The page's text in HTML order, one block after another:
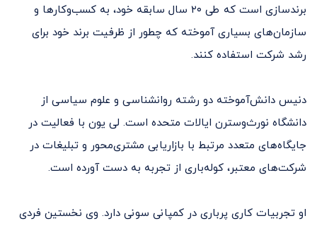
برندسازی است که طی ۲۰ سال سابقه خود، به کسب‌وکارها و
سازمان‌های بسیاری آموخته که چطور از ظرفیت برند خود برای
رشد شرکت استفاده کنند.
دنیس دانش‌آموخته دو رشته روانشناسی و علوم سیاسی از
دانشگاه نورث‌وسترن ایالات متحده است. لی یون با فعالیت در
جایگاه‌های متعدد مرتبط با بازاریابی مشتری‌محور و تبلیغات در
شرکت‌های معتبر، کوله‌باری از تجربه به دست آورده است.
او تجربیات کاری پرباری در کمپانی سونی دارد. وی نخستین فردی